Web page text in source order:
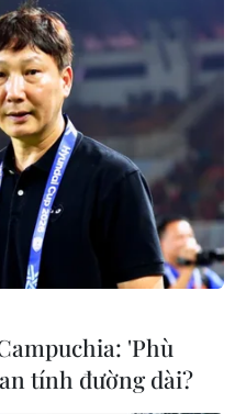
giao thương
diện tích mặt biển
năng, thế mạnh và giữ
tế-xã hội của miền
'Phù
tính đường dài?